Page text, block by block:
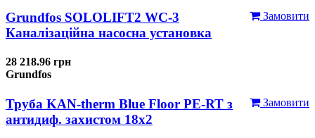
Замовити
Grundfos SOLOLIFT2 WC-3
Каналізаційна насосна установка
28 218.96 грн
Grundfos
Замовити
Труба KAN-therm Blue Floor PE-RT з
антидиф. захистом 18х2